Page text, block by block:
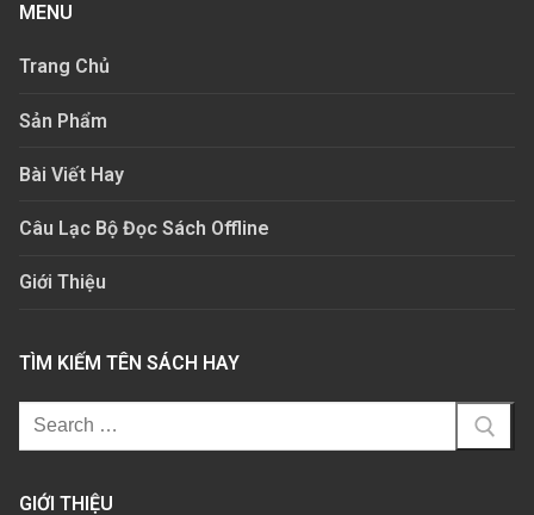
MENU
Trang Chủ
Sản Phẩm
Bài Viết Hay
Câu Lạc Bộ Đọc Sách Offline
Giới Thiệu
TÌM KIẾM TÊN SÁCH HAY
GIỚI THIỆU